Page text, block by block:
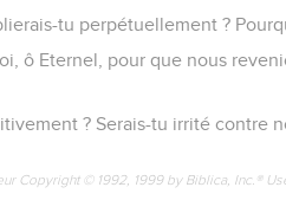
tu perpétuellement ?
ô Eternel, pour que nous
? Serais-tu irrité contre
Copyright © 1992, 1999 by Biblica, Inc.®